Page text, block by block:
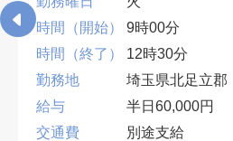
時間（開始）
9時00分
時間（終了）
12時30分
勤務地
埼玉県北足立郡
給与
半日60,000円
交通費
別途支給